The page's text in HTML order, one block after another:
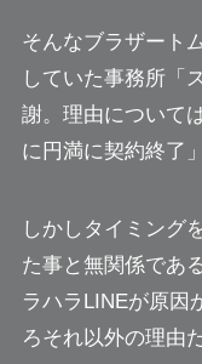
そんなブラザート
していた事務所「
謝。理由について
に円満に契約終了
しかしタイミング
た事と無関係であ
ラハラLINEが原因
ろそれ以外の理由